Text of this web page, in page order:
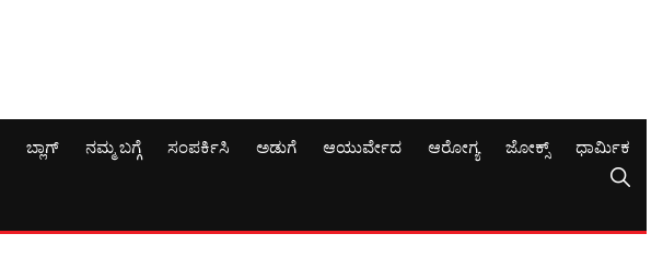
ಬ್ಲಾಗ್ ನಮ್ಮ ಬಗ್ಗೆ ಸಂಪರ್ಕಿಸಿ ಅಡುಗೆ ಆಯುರ್ವೇದ ಆರೋಗ್ಯ ಜೋಕ್ಸ್ ಧಾರ್ಮಿಕ